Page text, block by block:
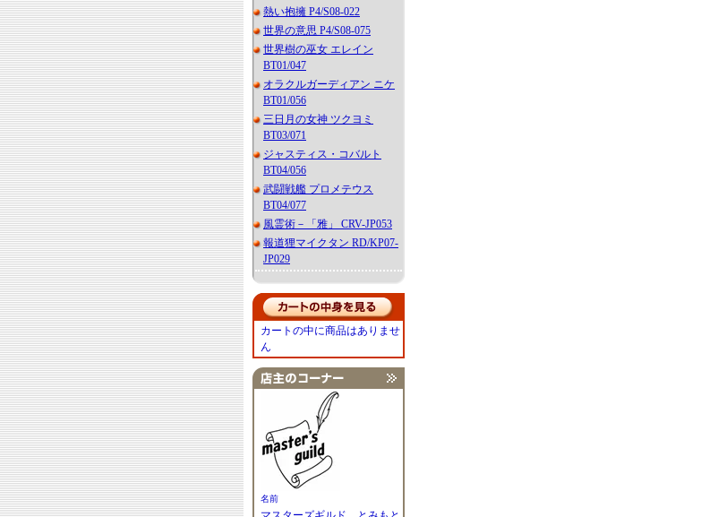
熱い抱擁 P4/S08-022
世界の意思 P4/S08-075
世界樹の巫女 エレイン
BT01/047
オラクルガーディアン ニケ
BT01/056
三日月の女神 ツクヨミ
BT03/071
ジャスティス・コバルト
BT04/056
武闘戦艦 プロメテウス
BT04/077
風霊術－「雅」 CRV-JP053
報道狸マイクタン RD/KP07-
JP029
カートの中に商品はありませ
ん
名前